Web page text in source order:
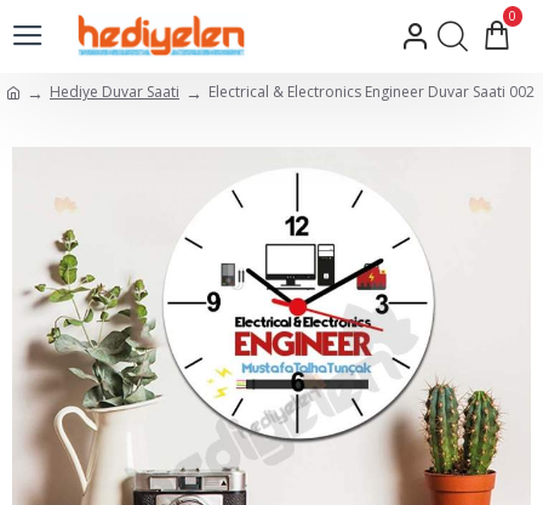
0
Hediye Duvar Saati Electrical & Electronics Engineer Duvar Saati 002